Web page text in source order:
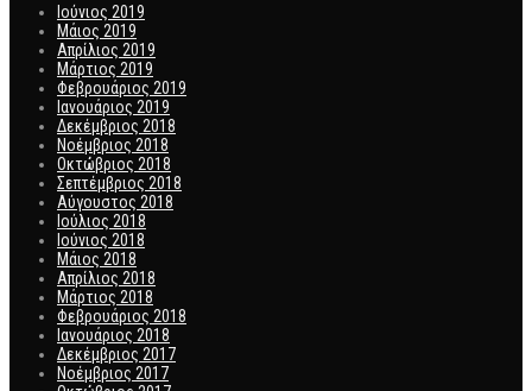
Ιούνιος 2019
Μάιος 2019
Απρίλιος 2019
Μάρτιος 2019
Φεβρουάριος 2019
Ιανουάριος 2019
Δεκέμβριος 2018
Νοέμβριος 2018
Οκτώβριος 2018
Σεπτέμβριος 2018
Αύγουστος 2018
Ιούλιος 2018
Ιούνιος 2018
Μάιος 2018
Απρίλιος 2018
Μάρτιος 2018
Φεβρουάριος 2018
Ιανουάριος 2018
Δεκέμβριος 2017
Νοέμβριος 2017